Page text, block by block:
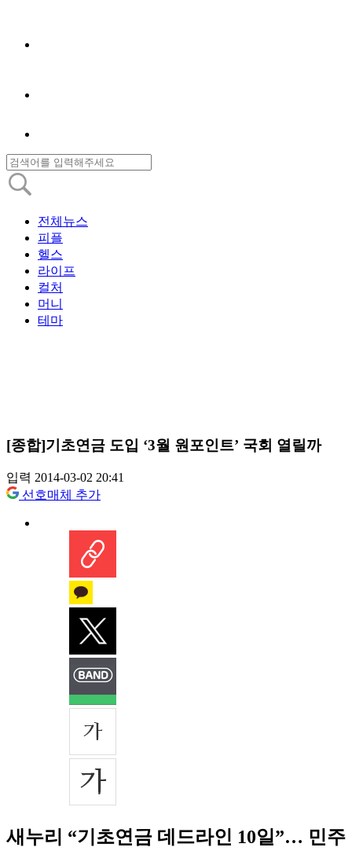
전체뉴스
피플
헬스
라이프
컬처
머니
테마
[종합]기초연금 도입 ‘3월 원포인트’ 국회 열릴까
입력 2014-03-02 20:41
선호매체 추가
새누리 “기초연금 데드라인 10일”… 민주